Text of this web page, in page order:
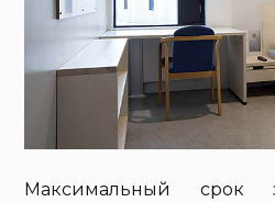
Максимальный срок